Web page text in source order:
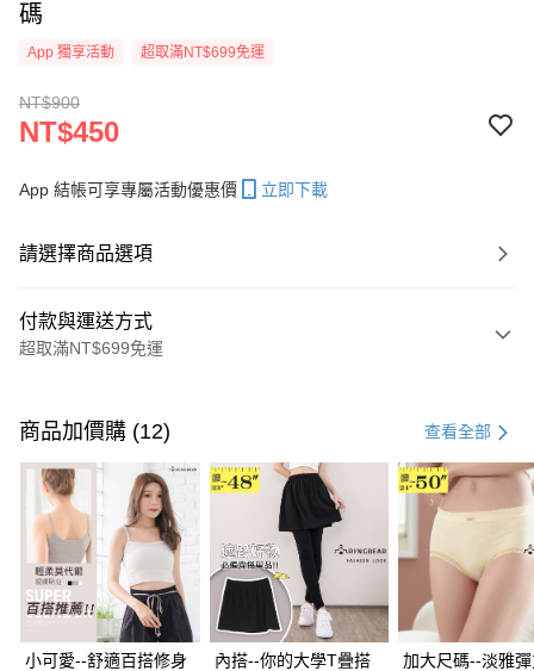
碼
App 獨享活動 超取滿NT$699免運
NT$900
NT$450
App 結帳可享專屬活動優惠價 立即下載
請選擇商品選項
付款與運送方式
超取滿NT$699免運
信用卡一次付款
超商取貨付款
LINE Pay
Apple Pay
街口支付
悠遊付
商品加價購 (12) 查看全部
小可愛--舒適百搭修身
內搭--你的大學T疊搭
加大尺碼--淡雅